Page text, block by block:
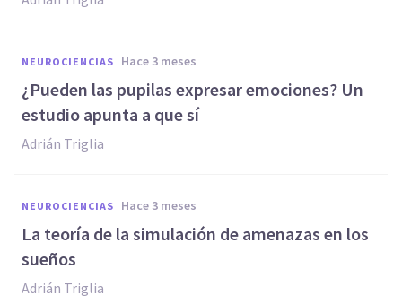
NEUROCIENCIAS hace 3 meses
¿Pueden las pupilas expresar emociones? Un
estudio apunta a que sí
Adrián Triglia
NEUROCIENCIAS hace 3 meses
La teoría de la simulación de amenazas en los
sueños
Adrián Triglia